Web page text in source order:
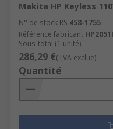
Makita HP Keyless
N° de stock RS 458-1755
Référence fabricant
Sous-total (1 unité)
286,29 €(TVA exclue)
Quantité